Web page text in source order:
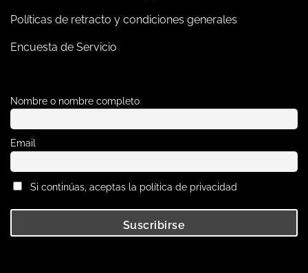
Políticas de retracto y condiciones generales
Encuesta de Servicio
Nombre o nombre completo
Email
Si continúas, aceptas la política de privacidad